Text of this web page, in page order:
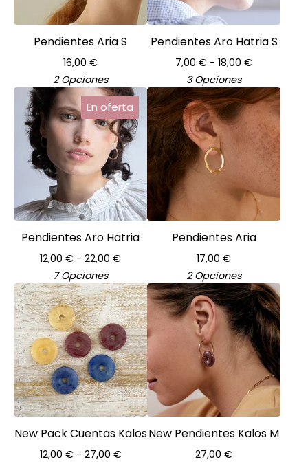
Pendientes Aria S
16,00 €
2 Opciones
Pendientes Aro Hatria S
7,00 € - 18,00 €
3 Opciones
En oferta
Pendientes Aro Hatria
12,00 € - 22,00 €
7 Opciones
Pendientes Aria
17,00 €
2 Opciones
New Pack Cuentas Kalos
12,00 €- 27,00 €
New Pendientes Kalos M
27,00 €